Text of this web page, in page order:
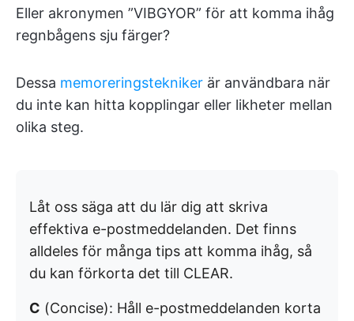
Eller akronymen ”VIBGYOR” för att komma ihåg
regnbågens sju färger?
Dessa memoreringstekniker är användbara när
du inte kan hitta kopplingar eller likheter mellan
olika steg.
Låt oss säga att du lär dig att skriva
effektiva e-postmeddelanden. Det finns
alldeles för många tips att komma ihåg, så
du kan förkorta det till CLEAR.
C (Concise): Håll e-postmeddelanden korta